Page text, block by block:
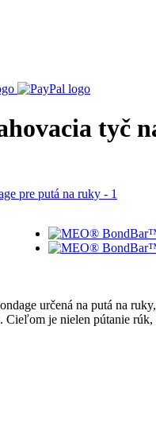
tyč
určená na putá na
Cieľom je nielen pútanie